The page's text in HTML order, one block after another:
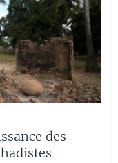
des